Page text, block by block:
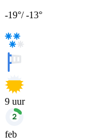
-19°/-13°
9 uur
feb